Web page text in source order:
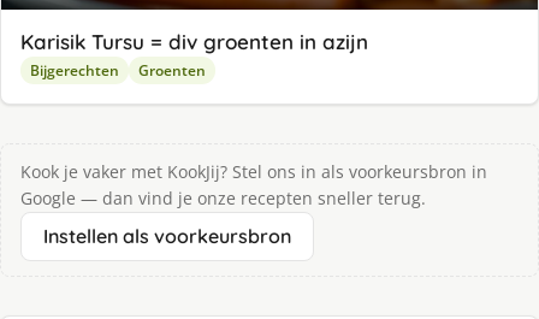
Karisik Tursu = div groenten in azijn
Bijgerechten Groenten
Kook je vaker met KookJij? Stel ons in als voorkeursbron in
Google — dan vind je onze recepten sneller terug.
Instellen als voorkeursbron